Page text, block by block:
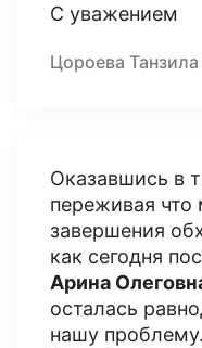
С уважением
Цороева
Оказавшись в
переживая
завершения
как сегодня
Арина
осталась
нашу